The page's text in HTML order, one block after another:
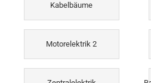
Kabelbäume
Motorelektrik 2